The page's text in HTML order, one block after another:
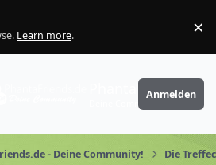
Learn more. ×
PhantaFriends.de
Anmelden
- Deine Community! Die